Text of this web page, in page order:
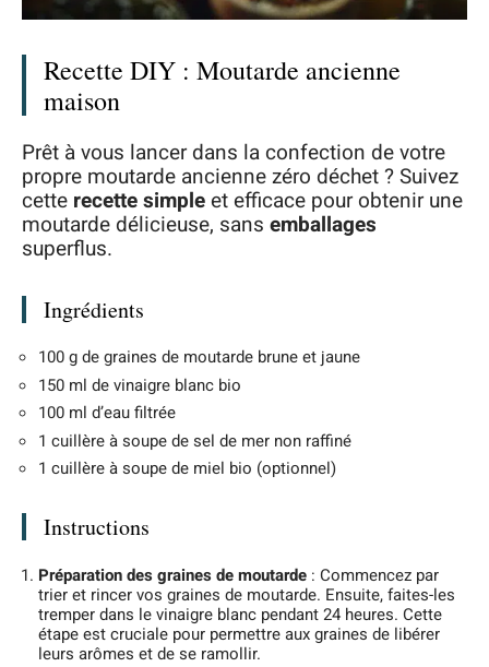
Recette DIY : Moutarde ancienne
maison
Prêt à vous lancer dans la confection de votre
propre moutarde ancienne zéro déchet ? Suivez
cette recette simpleet efficace pour obtenir une
moutarde délicieuse, sans emballages
superflus.
Ingrédients
100 g de graines de moutarde brune et jaune
150 ml de vinaigre blanc bio
100 ml d’eau filtrée
1 cuillère à soupe de sel de mer non raffiné
1 cuillère à soupe de miel bio (optionnel)
Instructions
Préparation des graines de moutarde : Commencez par
trier et rincer vos graines de moutarde. Ensuite, faites-les
tremper dans le vinaigre blanc pendant 24 heures. Cette
étape est cruciale pour permettre aux graines de libérer
leurs arômes et de se ramollir.